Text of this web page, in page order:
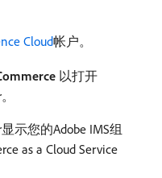
Cloud帐户。
​以打开
示您的Adobe IMS组
as a Cloud Service